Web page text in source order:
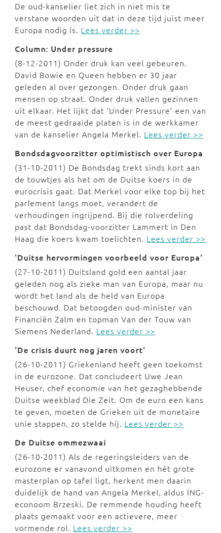
De oud-kanselier liet zich in niet mis te
verstane woorden uit dat in deze tijd juist meer
Europa nodig is. Lees verder >>
Column: Under pressure
(8-12-2011) Onder druk kan veel gebeuren.
David Bowie en Queen hebben er 30 jaar
geleden al over gezongen. Onder druk gaan
mensen op straat. Onder druk vallen gezinnen
uit elkaar. Het lijkt dat 'Under Pressure' een van
de meest gedraaide platen is in de werkkamer
van de kanselier Angela Merkel. Lees verder >>
Bondsdagvoorzitter optimistisch over Europa
(31-10-2011) De Bondsdag trekt sinds kort aan
de touwtjes als het om de Duitse koers in de
eurocrisis gaat. Dat Merkel voor elke top bij het
parlement langs moet, verandert de
verhoudingen ingrijpend. Bij die rolverdeling
past dat Bondsdag-voorzitter Lammert in Den
Haag die koers kwam toelichten. Lees verder >>
'Duitse hervormingen voorbeeld voor Europa'
(27-10-2011) Duitsland gold een aantal jaar
geleden nog als zieke man van Europa, maar nu
wordt het land als de held van Europa
beschouwd. Dat betoogden oud-minister van
Financiën Zalm en topman Van der Touw van
Siemens Nederland. Lees verder >>
'De crisis duurt nog jaren voort'
(26-10-2011) Griekenland heeft geen toekomst
in de eurozone. Dat concludeert Uwe Jean
Heuser, chef economie van het gezaghebbende
Duitse weekblad Die Zeit. Om de euro een kans
te geven, moeten de Grieken uit de monetaire
unie stappen, zo stelde hij. Lees verder >>
De Duitse ommezwaai
(26-10-2011) Als de regeringsleiders van de
eurozone er vanavond uitkomen en hét grote
masterplan op tafel ligt, herkent men daarin
duidelijk de hand van Angela Merkel, aldus ING-
econoom Brzeski. De remmende houding heeft
plaats gemaakt voor een actievere, meer
vormende rol. Lees verder >>